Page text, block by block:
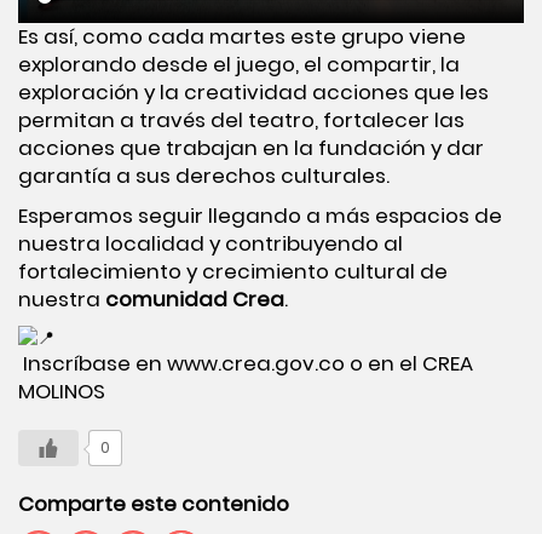
Es así, como cada martes este grupo viene
explorando desde el juego, el compartir, la
exploración y la creatividad acciones que les
permitan a través del teatro, fortalecer las
acciones que trabajan en la fundación y dar
garantía a sus derechos culturales.
Esperamos seguir llegando a más espacios de
nuestra localidad y contribuyendo al
fortalecimiento y crecimiento cultural de
nuestra comunidad Crea.
Inscríbase en www.crea.gov.co o en el CREA
MOLINOS
0
Comparte este contenido